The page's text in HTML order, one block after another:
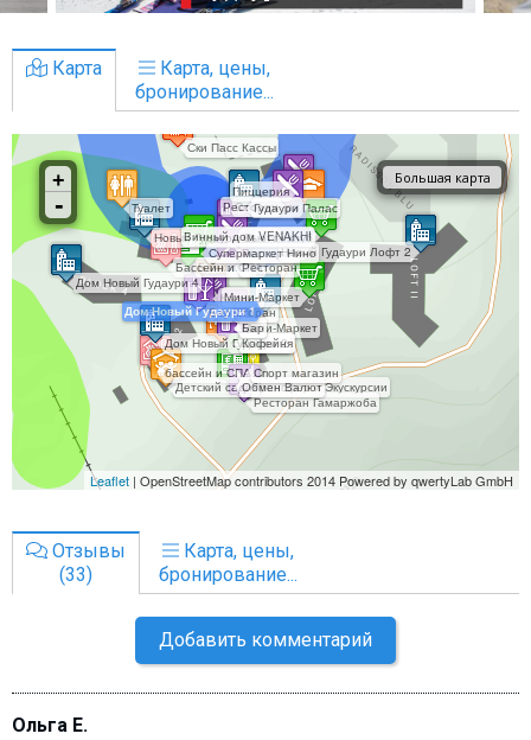
Карта
Карта, цены,
бронирование...
Отзывы
(33)
Карта, цены,
бронирование...
Добавить комментарий
Ольга Е.